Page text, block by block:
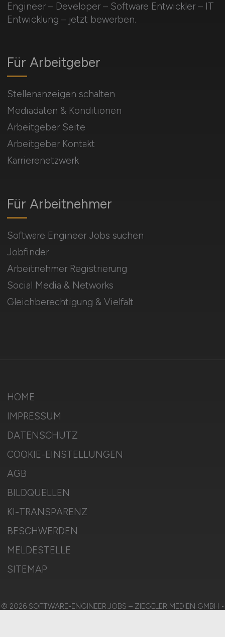
Engineer – Developer – Software Entwickler – IT
Entwicklung – jetzt bewerben.
Für Arbeitnehmer
Software Engineer Jobs suchen
Jobfinder
Arbeitnehmer Registrierung
Social Media & Networks
Gleichberechtigung & Vielfalt
Für Arbeitgeber
Stellenanzeigen schalten
Mediadaten & Konditionen
Arbeitgeber Seite
Arbeitgeber Kontakt
Karrierenetzwerk
HOME
IMPRESSUM
DATENSCHUTZ
COOKIE-EINSTELLUNGEN
AGB
BILDQUELLEN
KI-TRANSPARENZ
BESCHWERDEN
MELDESTELLE
SITEMAP
© 2026 SOFTWARE-ENGINEER.JOBS – ZIEGELER MEDIEN GMBH •